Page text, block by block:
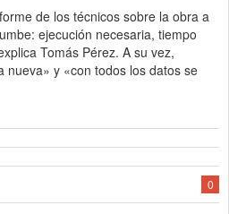
de los técnicos sobre la obra a
ejecución necesaria, tiempo
Tomás Pérez. A su vez,
nueva» y «con todos los datos se
0